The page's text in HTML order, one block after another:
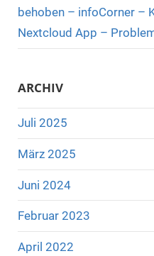
behoben – infoCorner –
Nextcloud App –
ARCHIV
Juli 2025
März 2025
Juni 2024
Februar 2023
April 2022